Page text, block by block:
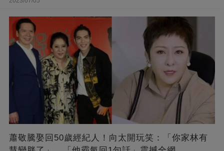
蕭敬騰娶回50歲經紀人！向太開玩笑：「你家林有